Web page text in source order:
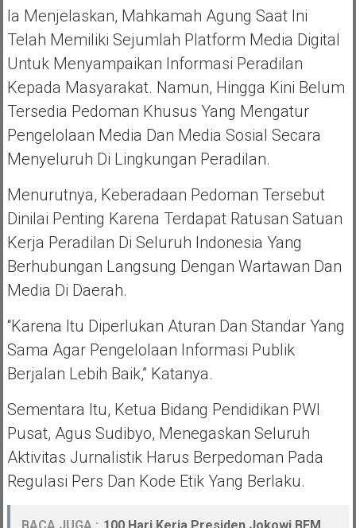
Ia Menjelaskan, Mahkamah Agung Saat Ini
Telah Memiliki Sejumlah Platform Media Digital
Untuk Menyampaikan Informasi Peradilan
Kepada Masyarakat. Namun, Hingga Kini Belum
Tersedia Pedoman Khusus Yang Mengatur
Pengelolaan Media Dan Media Sosial Secara
Menyeluruh Di Lingkungan Peradilan.
Menurutnya, Keberadaan Pedoman Tersebut
Dinilai Penting Karena Terdapat Ratusan Satuan
Kerja Peradilan Di Seluruh Indonesia Yang
Berhubungan Langsung Dengan Wartawan Dan
Media Di Daerah.
“Karena Itu Diperlukan Aturan Dan Standar Yang
Sama Agar Pengelolaan Informasi Publik
Berjalan Lebih Baik,” Katanya.
Sementara Itu, Ketua Bidang Pendidikan PWI
Pusat, Agus Sudibyo, Menegaskan Seluruh
Aktivitas Jurnalistik Harus Berpedoman Pada
Regulasi Pers Dan Kode Etik Yang Berlaku.